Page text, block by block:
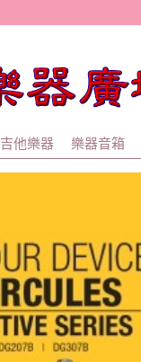
吉他樂器 樂器音箱